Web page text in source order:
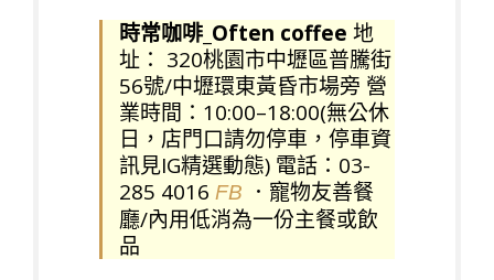
時常咖啡_Often coffee 地
址： 320桃園市中壢區普騰街
56號/中壢環東黃昏市場旁 營
業時間：10:00–18:00(無公休
日，店門口請勿停車，停車資
訊見IG精選動態) 電話：03-
285 4016 FB
．寵物友善餐
廳/內用低消為一份主餐或飲
品